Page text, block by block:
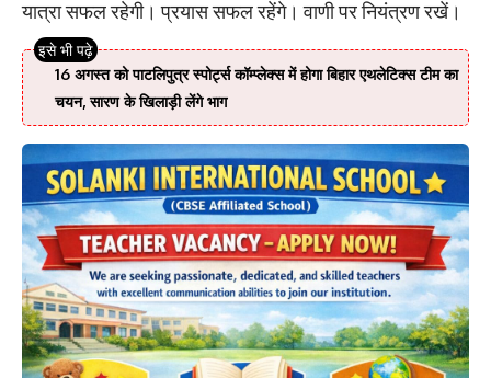
यात्रा सफल रहेगी। प्रयास सफल रहेंगे। वाणी पर नियंत्रण रखें।
16 अगस्त को पाटलिपुत्र स्पोर्ट्स कॉम्प्लेक्स में होगा बिहार एथलेटिक्स टीम का
चयन, सारण के खिलाड़ी लेंगे भाग